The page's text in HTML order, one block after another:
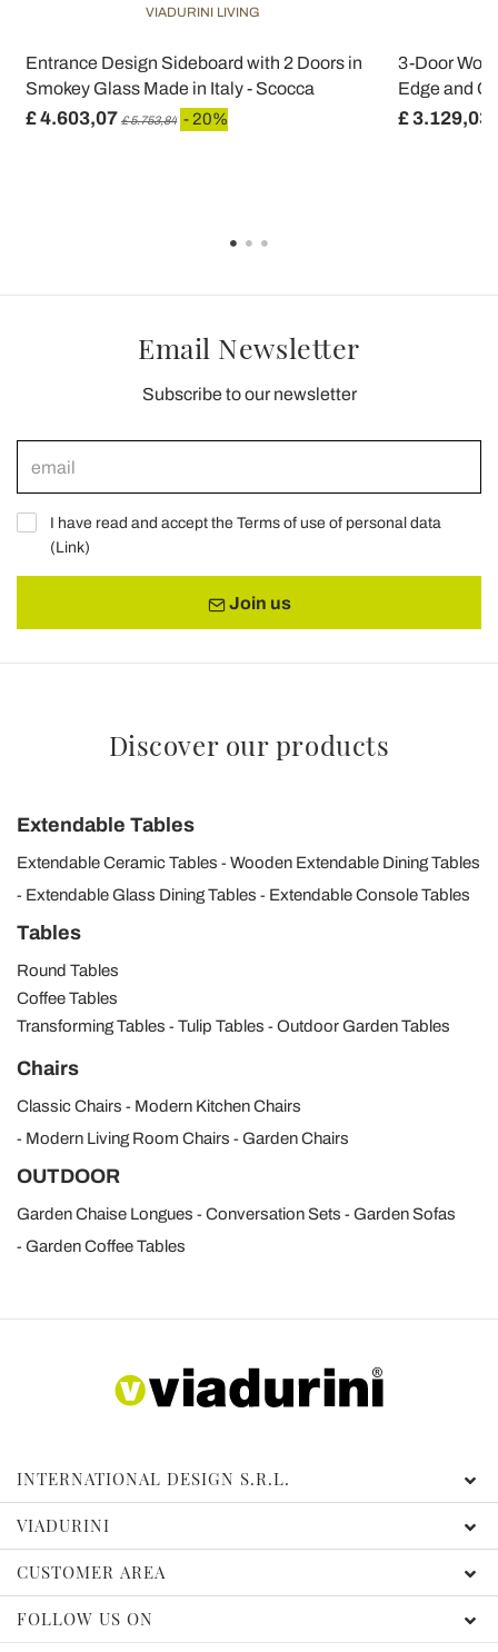
VIADURINI LIVING
Entrance Design Sideboard with 2 Doors in
Smokey Glass Made in Italy - Scocca
£ 4.603,07 £ 5.753,84 - 20%
3-Door
Edge and
£ 3.129,03
Email Newsletter
Subscribe to our newsletter
I have read and accept the Terms of use of personal data
(Link)
Join us
Discover our products
Extendable Tables
Extendable Ceramic Tables
Wooden Extendable Dining Tables
Extendable Glass Dining Tables
Extendable Console Tables
Tables
Round Tables
Coffee Tables
Transforming Tables
Tulip Tables Outdoor Garden Tables
Chairs
Classic Chairs
Modern Kitchen Chairs
Modern Living Room Chairs
Garden Chairs
OUTDOOR
Garden Chaise Longues Conversation Sets
Garden Sofas
Garden Coffee Tables
INTERNATIONAL DESIGN S.R.L.
VIADURINI
CUSTOMER AREA
FOLLOW US ON